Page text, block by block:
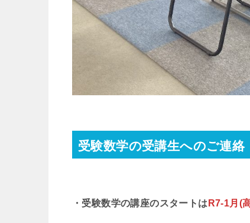
受験数学の受講生へのご連絡
・受験数学の講座のスタートは R7-1月(